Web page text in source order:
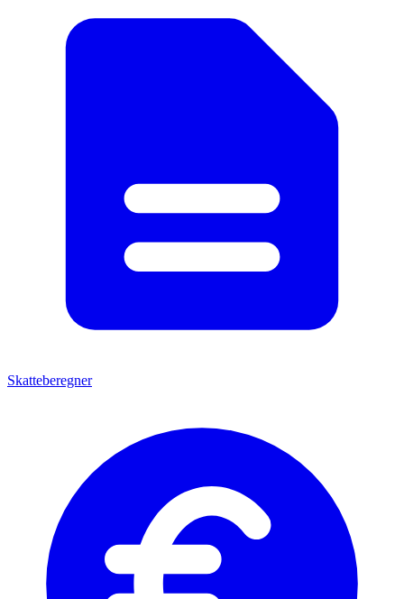
Skatteberegner